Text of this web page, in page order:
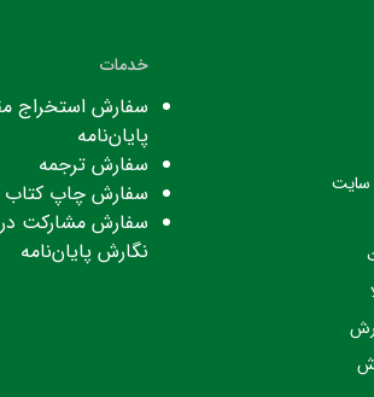
سایت
خدمات
سفارش استخراج
پایان‌نامه
سفارش ترجمه
سفارش چاپ کتاب
سفارش مشارکت در
نگارش پایان‌نامه